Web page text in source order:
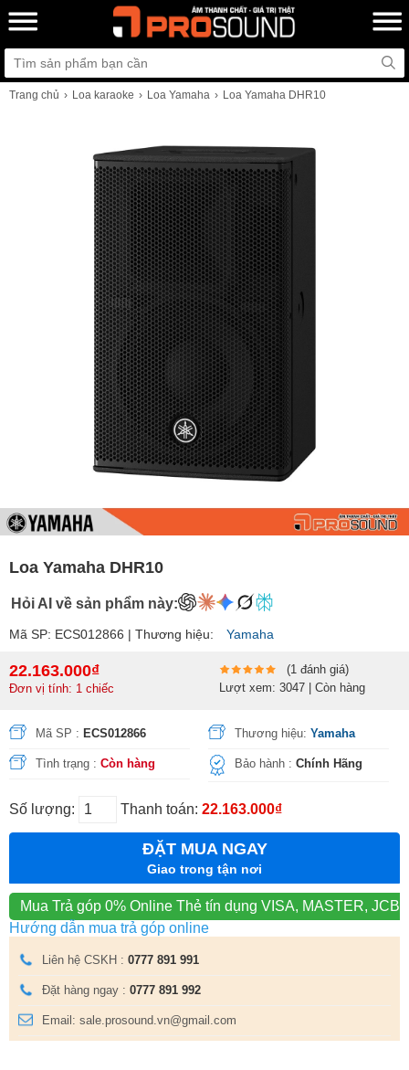
Trang chủ Loa karaoke Loa Yamaha Loa Yamaha DHR10
Loa Yamaha DHR10
Hỏi AI về sản phẩm này:
Mã SP: ECS012866 | Thương hiệu: Yamaha
22.163.000₫
Đơn vị tính: 1 chiếc
(1 đánh giá)
Lượt xem: 3047 | Còn hàng
Mã SP : ECS012866 Thương hiệu:Yamaha
Tình trạng : Còn hàng Bảo hành :Chính Hãng
Số lượng: Thanh toán: 22.163.000₫
ĐẶT MUA NGAY
Giao trong tận nơi
Mua Trả góp 0% Online Thẻ tín dụng VISA, MASTER, JCB
Hướng dẫn mua trả góp online
Liên hệ CSKH : 0777 891 991
Đặt hàng ngay : 0777 891 992
Email: sale.prosound.vn@gmail.com